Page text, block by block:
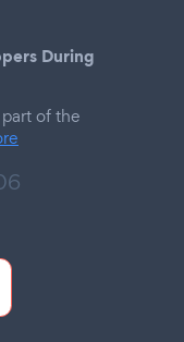
During
of the